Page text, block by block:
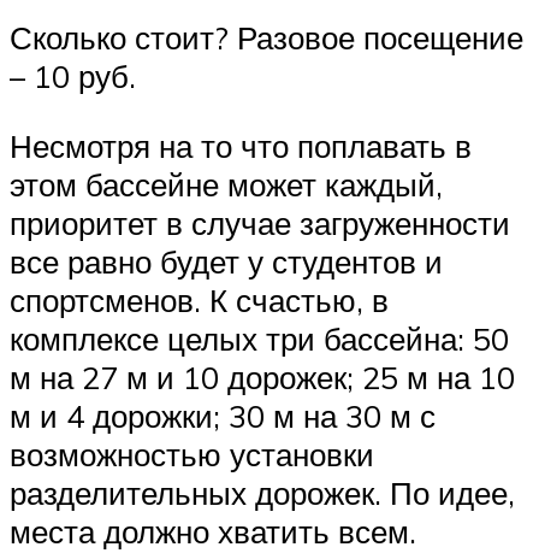
Сколько стоит? Разовое посещение
– 10 руб.
Несмотря на то что поплавать в
этом бассейне может каждый,
приоритет в случае загруженности
все равно будет у студентов и
спортсменов. К счастью, в
комплексе целых три бассейна: 50
м на 27 м и 10 дорожек; 25 м на 10
м и 4 дорожки; 30 м на 30 м с
возможностью установки
разделительных дорожек. По идее,
места должно хватить всем.